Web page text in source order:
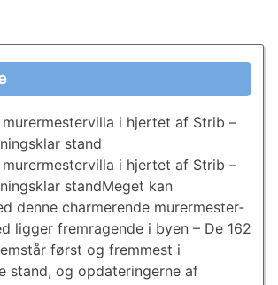
mu­rer­mester­vil­la i hjertet af Strib –
stand
mu­rer­mester­vil­la i hjertet af Strib –
standMeget kan
denne charmerende mu­rer­mester­
ligger fremragende i byen – De 162
først og fremmest i
stand, og opdateringerne af